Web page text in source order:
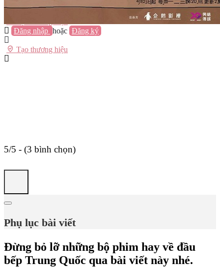
Thương hiệu
Đăng nhập hoặc Đăng ký
Tạo thương hiệu
5/5 - (3 bình chọn)
Phụ lục bài viết
Đừng bỏ lỡ những bộ phim hay về đầu
bếp Trung Quốc qua bài viết này nhé.